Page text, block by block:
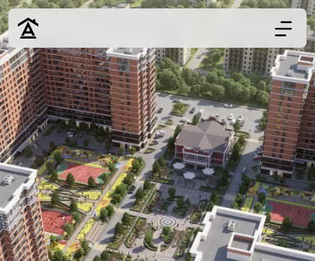
Дизайн
Ремонт
Цены
Наши работы
О нас
Контакты
г. Краснодар
8 (861) 945-12-
34